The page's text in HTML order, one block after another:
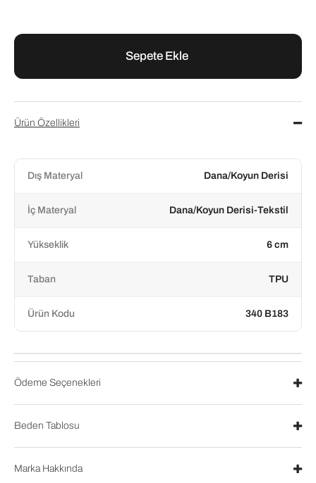
Ürün Özellikleri
Dış Materyal Dana/Koyun Derisi
İç Materyal Dana/Koyun Derisi-Tekstil
Yükseklik 6 cm
Taban TPU
Ürün Kodu 340 B183
Ödeme Seçenekleri
Beden Tablosu
Marka Hakkında